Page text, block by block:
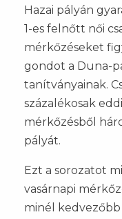
Hazai pályán
1-es felnőtt női
mérkőzéseket
gondot a Duna-
tanítványainak.
százalékosak
mérkőzésből
pályát.
Ezt a sorozatot
vasárnapi
minél